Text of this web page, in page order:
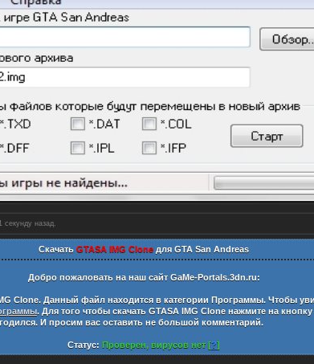
секунды назад.
Скачать GTASA IMG Clone для GTA San Andreas
Добро пожаловать на наш сайт GaMe-Portals.3dn.ru:
Clone. Данный файл находится в категории Программы. Чтобы
. Для того чтобы скачать GTASA IMG Clone нажмите на
И просим вас оставить не большой комментарий.
Статус: Проверен, вирусов нет [?]